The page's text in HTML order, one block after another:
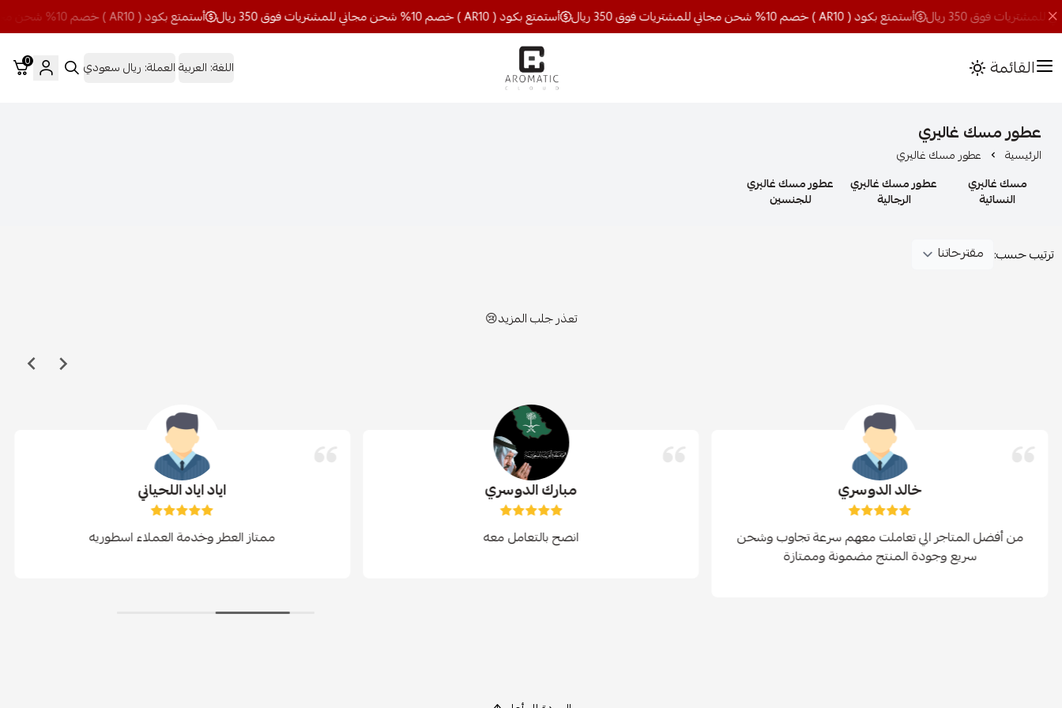
أستمتع بكود ( AR10 ) خصم 10% شحن مجاني للمشتريات فوق 350 ريال أستمتع بكود ( AR10 ) خصم 10% شحن مجاني للمشتريات فوق 350 ريال أستمتع بكود ( AR10 ) خصم 10% شحن مجاني للمشتريات فوق 350 ريال
القائمة اروماتيك كلاود اللغة: العربيةالعملة: ريال سعودي 0
عطور مسك غاليري
الرئيسية
عطور مسك غاليري
مسك غاليري
النسائية
عطور مسك غاليري
الرجالية
عطور مسك غاليري
للجنسين
ترتيب حسب:
تعذر جلب المزيد😢
خالد الدوسري
من أفضل المتاجر الي تعاملت معهم سرعة تجاوب وشحن
سريع وجودة المنتج مضمونة وممتازة
مبارك الدوسري
انصح بالتعامل معه
اياد اياد اللحياني
ممتاز العطر وخدمة العملاء اسطوريه